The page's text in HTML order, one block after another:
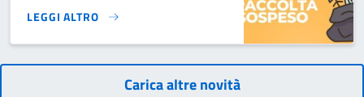
LEGGI ALTRO
SOSPENSIONE RACCOLTA CARTA E CARTONE}
Carica altre novità